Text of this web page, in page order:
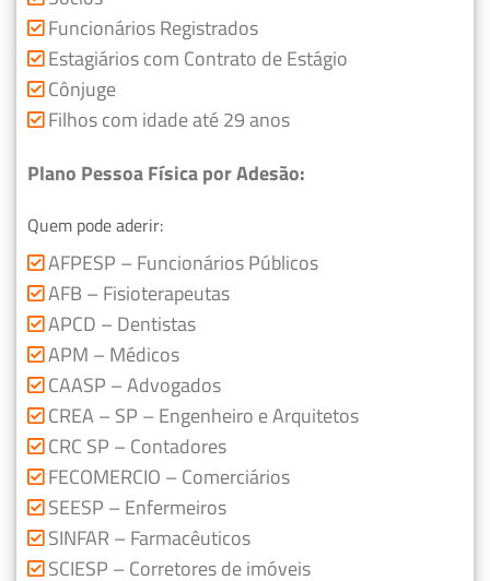
Funcionários Registrados
Estagiários com Contrato de Estágio
Cônjuge
Filhos com idade até 29 anos
Plano Pessoa Física por Adesão:
Quem pode aderir:
AFPESP – Funcionários Públicos
AFB – Fisioterapeutas
APCD – Dentistas
APM – Médicos
CAASP – Advogados
CREA – SP – Engenheiro e Arquitetos
CRC SP – Contadores
FECOMERCIO – Comerciários
SEESP – Enfermeiros
SINFAR – Farmacêuticos
SCIESP – Corretores de imóveis